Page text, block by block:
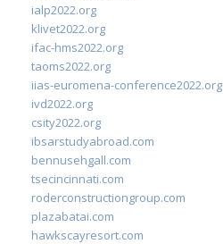
ialp2022.org
klivet2022.org
ifac-hms2022.org
taoms2022.org
iias-euromena-conference2022.org
ivd2022.org
csity2022.org
ibsarstudyabroad.com
bennusehgall.com
tsecincinnati.com
roderconstructiongroup.com
plazabatai.com
hawkscayresort.com